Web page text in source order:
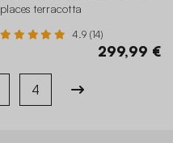
places terracotta
4.9 (14)
299,99 €
4